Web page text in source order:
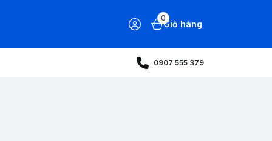
0
Giỏ hàng
0907 555 379